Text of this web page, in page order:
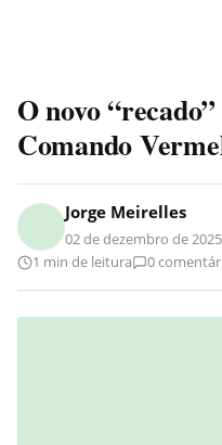
O novo
Comando
Jorge Meirelles
02 de dezembro de 2025
1 min de leitura
0